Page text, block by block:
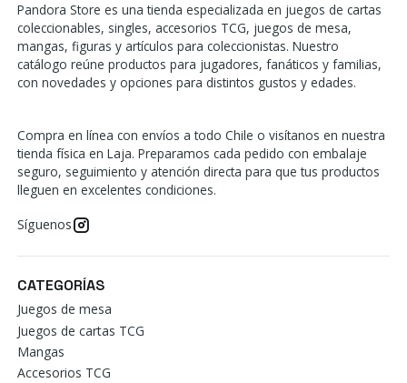
Pandora Store es una tienda especializada en juegos de cartas
coleccionables, singles, accesorios TCG, juegos de mesa,
mangas, figuras y artículos para coleccionistas. Nuestro
catálogo reúne productos para jugadores, fanáticos y familias,
con novedades y opciones para distintos gustos y edades.
Compra en línea con envíos a todo Chile o visítanos en nuestra
tienda física en Laja. Preparamos cada pedido con embalaje
seguro, seguimiento y atención directa para que tus productos
lleguen en excelentes condiciones.
Síguenos
CATEGORÍAS
Juegos de mesa
Juegos de cartas TCG
Mangas
Accesorios TCG